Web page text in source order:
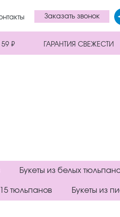
Заказать звонок
₽ ГАРАНТИЯ СВЕЖЕСТИ
Букеты из белых
тюльпанов Букеты из